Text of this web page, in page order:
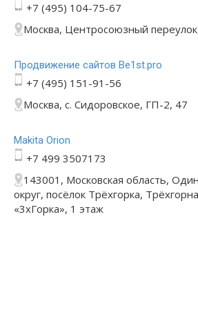
+7 (495) 104-75-67
Москва, Центросоюзный
Продвижение сайтов Be1st.pro
+7 (495) 151-91-56
Москва, с. Сидоровское, ГП-2, 47
Makita Orion
+7 499 3507173
143001, Московская область,
округ, посёлок Трёхгорка,
«3хГорка», 1 этаж